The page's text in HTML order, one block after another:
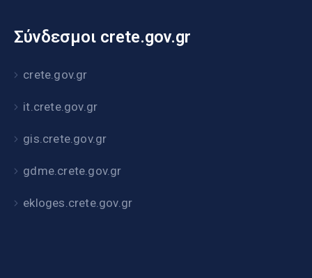
Σύνδεσμοι crete.gov.gr
crete.gov.gr
it.crete.gov.gr
gis.crete.gov.gr
gdme.crete.gov.gr
ekloges.crete.gov.gr